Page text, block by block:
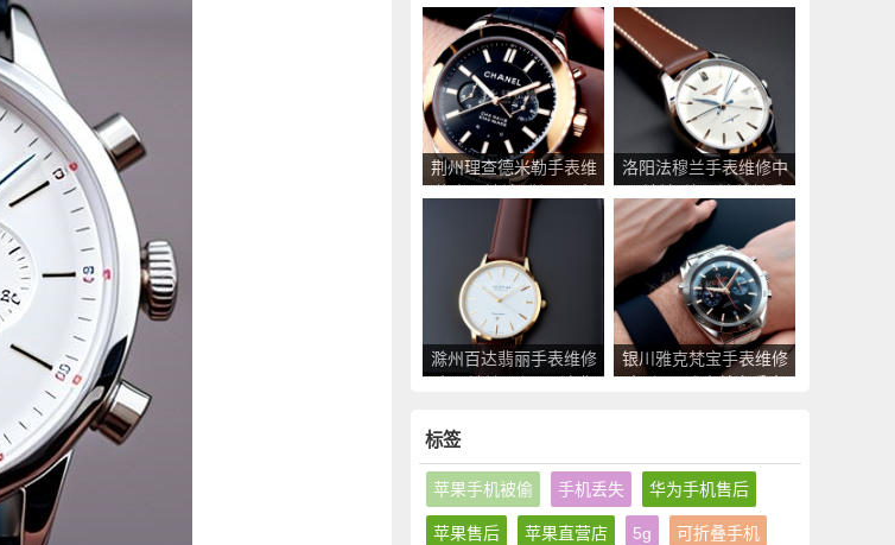
彼手表售后服务点查询
表售后服务点查询
荆州理查德米勒手表维
修中心地址_荆州理查
德米勒手表售后服务点
查询
洛阳法穆兰手表维修中
心地址_洛阳法穆兰手
表售后服务点查询
滁州百达翡丽手表维修
中心地址_滁州百达翡
银川雅克梵宝手表维修
点_银川雅克梵宝手表
标签
苹果手机被偷 手机丢失 华为手机售后
苹果售后 苹果直营店 5g 可折叠手机